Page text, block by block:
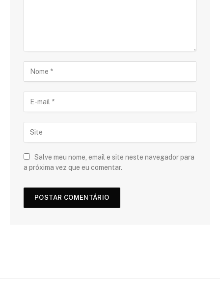
Salve meu nome, email e site neste navegador para
a próxima vez que eu comentar.